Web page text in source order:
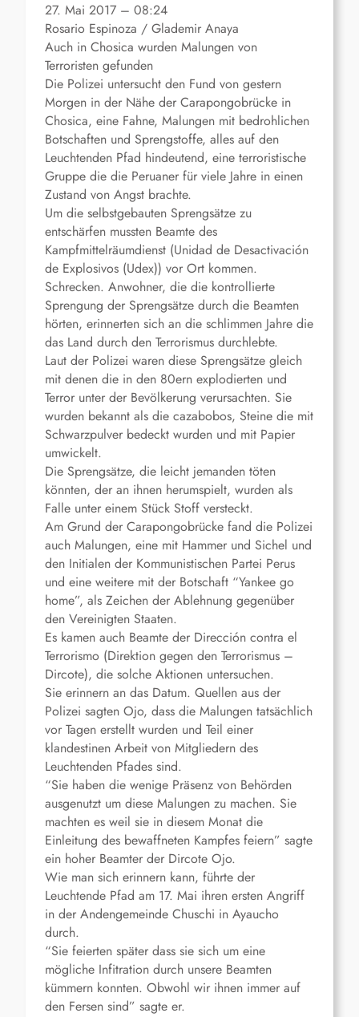
27. Mai 2017 – 08:24
Rosario Espinoza / Glademir Anaya
Auch in Chosica wurden Malungen von
Terroristen gefunden
Die Polizei untersucht den Fund von gestern
Morgen in der Nähe der Carapongobrücke in
Chosica, eine Fahne, Malungen mit bedrohlichen
Botschaften und Sprengstoffe, alles auf den
Leuchtenden Pfad hindeutend, eine terroristische
Gruppe die die Peruaner für viele Jahre in einen
Zustand von Angst brachte.
Um die selbstgebauten Sprengsätze zu
entschärfen mussten Beamte des
Kampfmittelräumdienst (Unidad de Desactivación
de Explosivos (Udex)) vor Ort kommen.
Schrecken. Anwohner, die die kontrollierte
Sprengung der Sprengsätze durch die Beamten
hörten, erinnerten sich an die schlimmen Jahre die
das Land durch den Terrorismus durchlebte.
Laut der Polizei waren diese Sprengsätze gleich
mit denen die in den 80ern explodierten und
Terror unter der Bevölkerung verursachten. Sie
wurden bekannt als die cazabobos, Steine die mit
Schwarzpulver bedeckt wurden und mit Papier
umwickelt.
Die Sprengsätze, die leicht jemanden töten
könnten, der an ihnen herumspielt, wurden als
Falle unter einem Stück Stoff versteckt.
Am Grund der Carapongobrücke fand die Polizei
auch Malungen, eine mit Hammer und Sichel und
den Initialen der Kommunistischen Partei Perus
und eine weitere mit der Botschaft “Yankee go
home”, als Zeichen der Ablehnung gegenüber
den Vereinigten Staaten.
Es kamen auch Beamte der Dirección contra el
Terrorismo (Direktion gegen den Terrorismus –
Dircote), die solche Aktionen untersuchen.
Sie erinnern an das Datum. Quellen aus der
Polizei sagten Ojo, dass die Malungen tatsächlich
vor Tagen erstellt wurden und Teil einer
klandestinen Arbeit von Mitgliedern des
Leuchtenden Pfades sind.
“Sie haben die wenige Präsenz von Behörden
ausgenutzt um diese Malungen zu machen. Sie
machten es weil sie in diesem Monat die
Einleitung des bewaffneten Kampfes feiern” sagte
ein hoher Beamter der Dircote Ojo.
Wie man sich erinnern kann, führte der
Leuchtende Pfad am 17. Mai ihren ersten Angriff
in der Andengemeinde Chuschi in Ayaucho
durch.
“Sie feierten später dass sie sich um eine
mögliche Infitration durch unsere Beamten
kümmern konnten. Obwohl wir ihnen immer auf
den Fersen sind” sagte er.